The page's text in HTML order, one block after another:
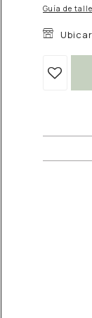
Guía de